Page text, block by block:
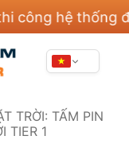
hệ thống điện
TRỜI: TẤM PIN
TIER 1